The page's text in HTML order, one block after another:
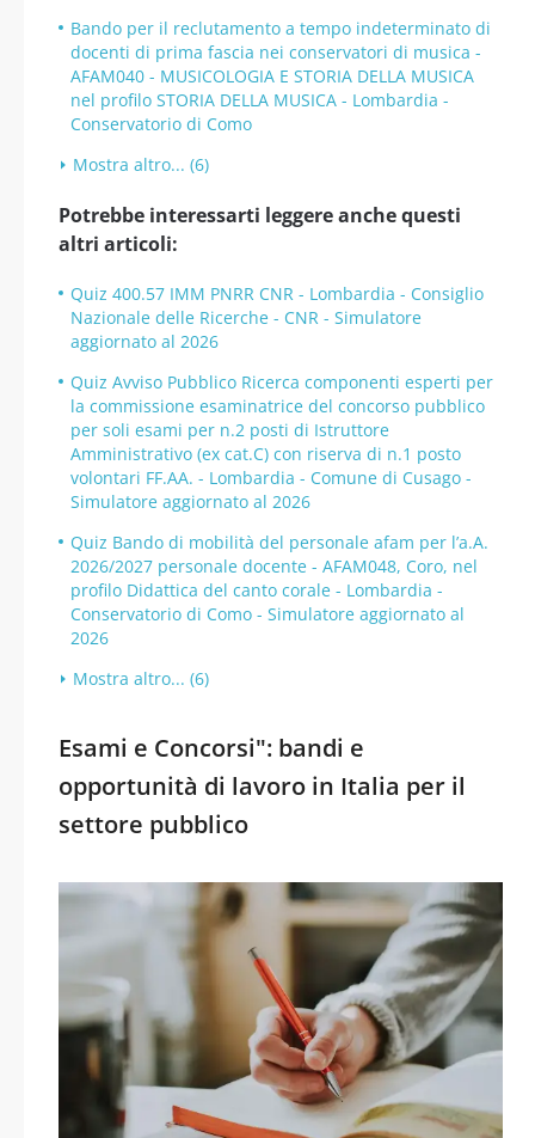
Bando per il reclutamento a tempo indeterminato di
docenti di prima fascia nei conservatori di musica -
AFAM040 - MUSICOLOGIA E STORIA DELLA MUSICA
nel profilo STORIA DELLA MUSICA - Lombardia -
Conservatorio di Como
Mostra altro... (6)
Potrebbe interessarti leggere anche questi
altri articoli:
Quiz 400.57 IMM PNRR CNR - Lombardia - Consiglio
Nazionale delle Ricerche - CNR - Simulatore
aggiornato al 2026
Quiz Avviso Pubblico Ricerca componenti esperti per
la commissione esaminatrice del concorso pubblico
per soli esami per n.2 posti di Istruttore
Amministrativo (ex cat.C) con riserva di n.1 posto
volontari FF.AA. - Lombardia - Comune di Cusago -
Simulatore aggiornato al 2026
Quiz Bando di mobilità del personale afam per l’a.A.
2026/2027 personale docente - AFAM048, Coro, nel
profilo Didattica del canto corale - Lombardia -
Conservatorio di Como - Simulatore aggiornato al
2026
Mostra altro... (6)
Esami e Concorsi": bandi e
opportunità di lavoro in Italia per il
settore pubblico